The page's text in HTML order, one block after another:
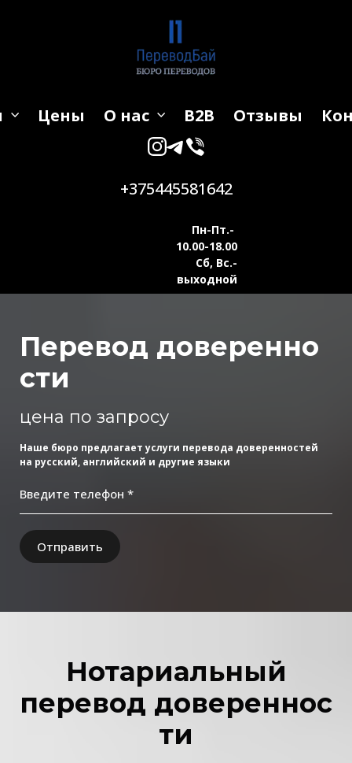
Цены О нас B2B Отзывы
+375445581642
Пн-Пт.-
10.00-18.00
Сб, Вс.-
выходной
Перевод доверенно
сти
цена по запросу
Наше бюро предлагает услуги перевода доверенностей
на русский, английский и другие языки
Введите телефон *
Отправить
Нотариальный
перевод довереннос
ти